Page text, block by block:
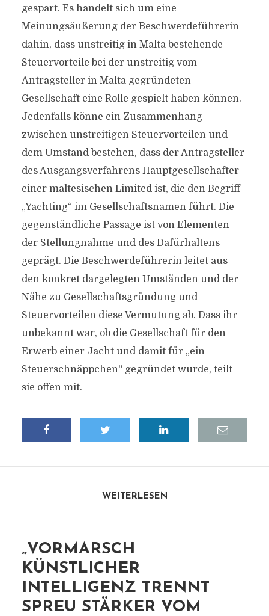
gespart. Es handelt sich um eine
Meinungsäußerung der Beschwerdeführerin
dahin, dass unstreitig in Malta bestehende
Steuervorteile bei der unstreitig vom
Antragsteller in Malta gegründeten
Gesellschaft eine Rolle gespielt haben können.
Jedenfalls könne ein Zusammenhang
zwischen unstreitigen Steuervorteilen und
dem Umstand bestehen, dass der Antragsteller
des Ausgangsverfahrens Hauptgesellschafter
einer maltesischen Limited ist, die den Begriff
„Yachting“ im Gesellschaftsnamen führt. Die
gegenständliche Passage ist von Elementen
der Stellungnahme und des Dafürhaltens
geprägt. Die Beschwerdeführerin leitet aus
den konkret dargelegten Umständen und der
Nähe zu Gesellschaftsgründung und
Steuervorteilen diese Vermutung ab. Dass ihr
unbekannt war, ob die Gesellschaft für den
Erwerb einer Jacht und damit für „ein
Steuerschnäppchen“ gegründet wurde, teilt
sie offen mit.
WEITERLESEN
„VORMARSCH
KÜNSTLICHER
INTELLIGENZ TRENNT
SPREU STÄRKER VOM